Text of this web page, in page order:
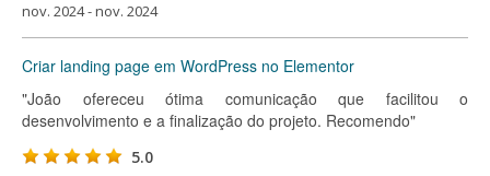
nov. 2024 - nov. 2024
Criar landing page em WordPress no Elementor
"João ofereceu ótima comunicação que facilitou o
desenvolvimento e a finalização do projeto. Recomendo"
5.0